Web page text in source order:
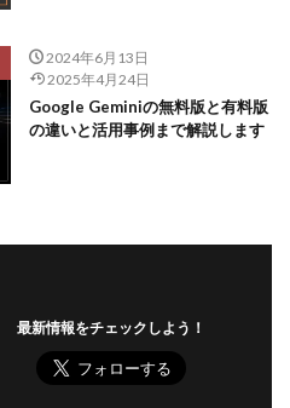
2024年6月13日
2025年4月24日
Google Geminiの無料版と有料版
の違いと活用事例まで解説します
最新情報をチェックしよう！